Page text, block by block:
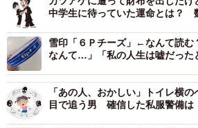
中学生に待っていた運命とは？
雪印「６Ｐチーズ」←なんて読
なんて…」「私の人生は嘘だっ
「あの人、おかしい」トイレ横
目で追う男 確信した私服警備は